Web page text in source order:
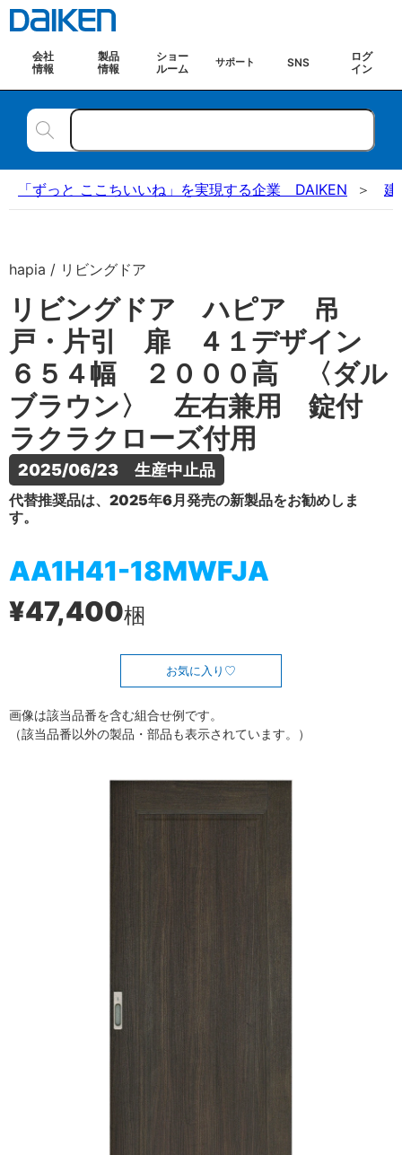
会社
情報
製品
情報
ショー
ルーム
サポート SNS
ログ
イン
「ずっと ここちいいね」を実現する企業 DAIKEN 建
hapia / リビングドア
リビングドア ハピア 吊
戸・片引 扉 ４１デザイン
６５４幅 ２０００高 〈ダル
ブラウン〉 左右兼用 錠付
ラクラクローズ付用
2025/06/23　生産中止品
代替推奨品は、2025年6月発売の新製品をお勧めしま
す。
AA1H41-18MWFJA
¥47,400梱
お気に入り
画像は該当品番を含む組合せ例です。
（該当品番以外の製品・部品も表示されています。）